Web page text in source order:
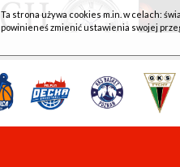
Ta strona używa cookies m.in. w celach:
powinieneś zmienić ustawienia swojej